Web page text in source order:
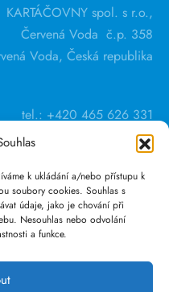
k ukládání a/nebo přístupu k
soubory cookies. Souhlas s
údaje, jako je chování při
Nesouhlas nebo odvolání
a funkce.
KARTÁČOVNY spol. s r.o.,
Červená Voda č.p. 358
Voda, Česká republika
tel.: +420 465 626 331